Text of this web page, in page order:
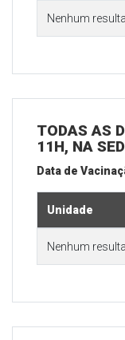
Nenhum
TODAS AS
11H, NA
Data de
Unidade
Nenhum